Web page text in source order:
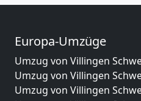
Europa-Umzüge
Umzug von Villingen
Umzug von Villingen
Umzug von Villingen